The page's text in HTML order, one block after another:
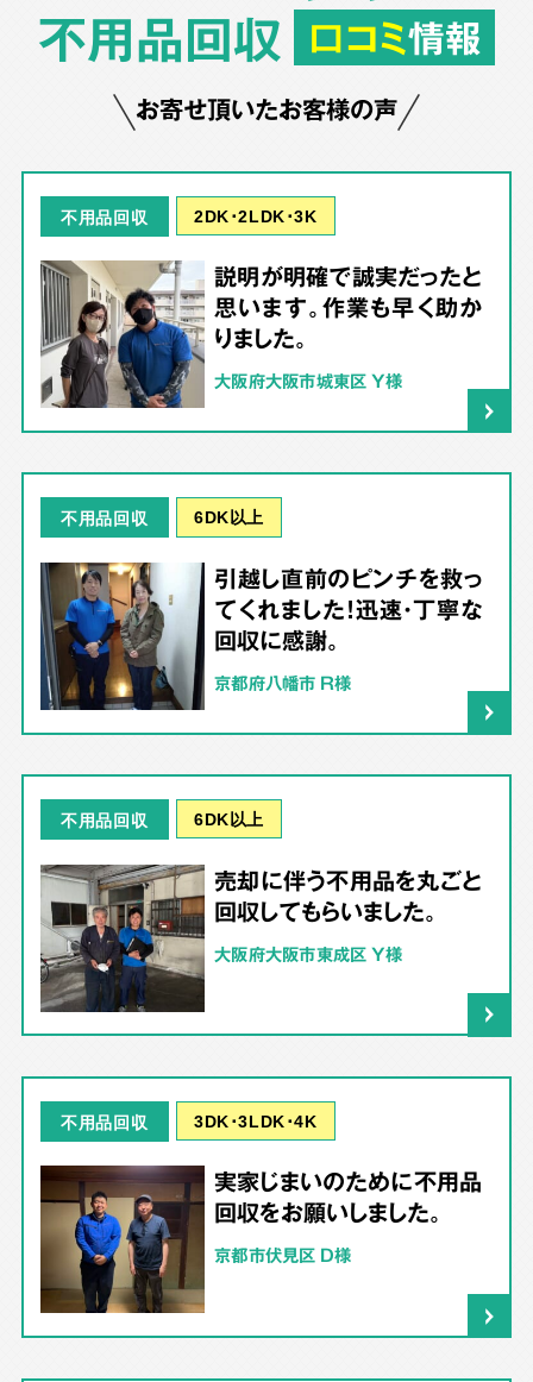
不用品回収 口コミ情報
お寄せ頂いたお客様の声
不用品回収 2DK･2LDK･3K
説明が明確で誠実だったと
思います。作業も早く助か
りました。
大阪府大阪市城東区 Y様
不用品回収 6DK以上
引越し直前のピンチを救っ
てくれました！迅速・丁寧な
回収に感謝。
京都府八幡市 R様
不用品回収 6DK以上
売却に伴う不用品を丸ごと
回収してもらいました。
大阪府大阪市東成区 Y様
不用品回収 3DK･3LDK･4K
実家じまいのために不用品
回収をお願いしました。
京都市伏見区 D様